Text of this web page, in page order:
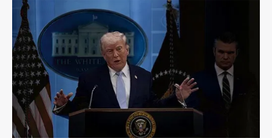
সামগ্রী
ডাস্টবিনে
ফেললেন
ট্রাম্প
টিম